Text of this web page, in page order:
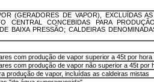
(GERADORES DE VAPOR), EXCLUÍDAS
CENTRAL CONCEBIDAS PARA
BAIXA PRESSÃO; CALDEIRAS
com produção de vapor superior a 45t por hora
com produção de vapor não superior a 45t por
produção de vapor, incluídas as caldeiras mistas